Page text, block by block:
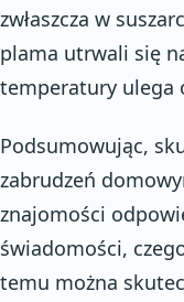
zwłaszcza w
plama utrwali się
temperatury ulega
Podsumowując,
zabrudzeń
znajomości
świadomości,
temu można